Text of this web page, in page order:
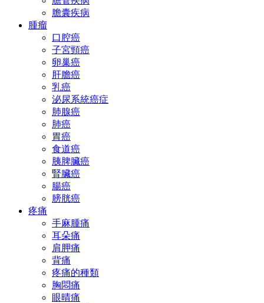
膽囊疾病
腫瘤
口腔癌
子宮頸癌
卵巢癌
肝膽癌
乳癌
泌尿系統癌症
肺腺癌
肺癌
胃癌
食道癌
胰脾臟癌
腎臟癌
腸癌
膀胱癌
疼痛
手麻腫痛
耳朵痛
肩胛痛
背痛
疼痛的種類
胸悶痛
眼晴痛